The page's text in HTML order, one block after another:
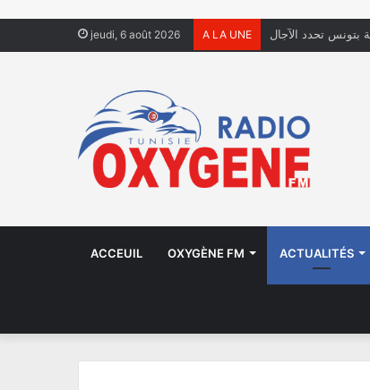
jeudi, 6 août 2026 A LA UNE بتونس تحدد الآجال
ACCEUIL OXYGÈNE FM ACTUALITÉS